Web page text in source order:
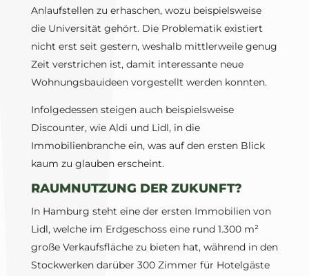
Anlaufstellen zu erhaschen, wozu beispielsweise
die Universität gehört. Die Problematik existiert
nicht erst seit gestern, weshalb mittlerweile genug
Zeit verstrichen ist, damit interessante neue
Wohnungsbauideen vorgestellt werden konnten.
Infolgedessen steigen auch beispielsweise
Discounter, wie Aldi und Lidl, in die
Immobilienbranche ein, was auf den ersten Blick
kaum zu glauben erscheint.
RAUMNUTZUNG DER ZUKUNFT?
In Hamburg steht eine der ersten Immobilien von
Lidl, welche im Erdgeschoss eine rund 1.300 m²
große Verkaufsfläche zu bieten hat, während in den
Stockwerken darüber 300 Zimmer für Hotelgäste